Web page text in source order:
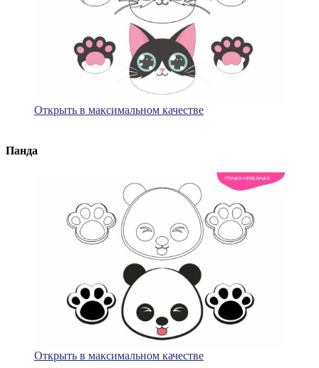
Открыть в максимальном качестве
Панда
Открыть в максимальном качестве